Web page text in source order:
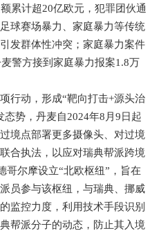
累计超20亿欧元，犯罪团伙通
球赛场暴力、家庭暴力等传统
发群体性冲突；家庭暴力案件
警方接到家庭暴力报案1.8万
动，形成“靶向打击+源头治
势，丹麦自2024年8月9日起
境点部署更多摄像头、对过境
合执法，以应对瑞典帮派跨境
哥尔摩设立“北欧枢纽”，旨在
员参与该枢纽，与瑞典、挪威
监控力度，利用技术手段识别
帮派分子的动态，防止其入境